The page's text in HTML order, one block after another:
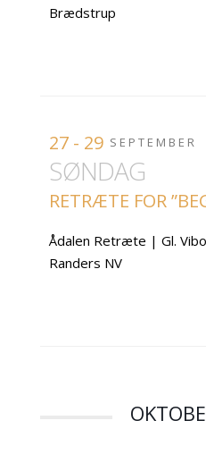
Brædstrup
27 - 29 SEPTEMBER
SØNDAG
RETRÆTE FOR
Ådalen Retræte | Gl.
Randers NV